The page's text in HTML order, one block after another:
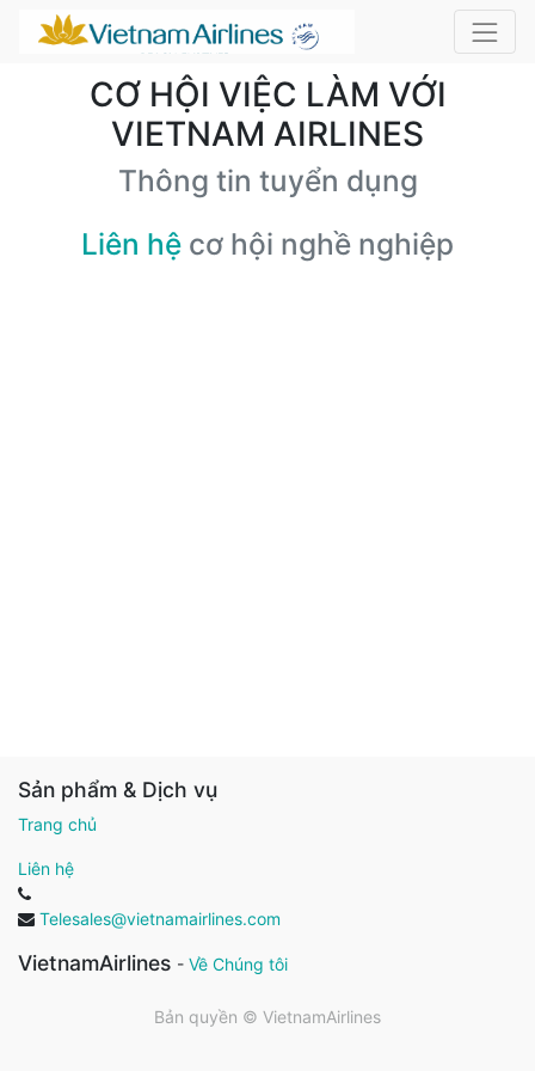
CƠ HỘI VIỆC LÀM VỚI
VIETNAM AIRLINES
Thông tin tuyển dụng
Liên hệ cơ hội nghề nghiệp
Sản phẩm & Dịch vụ
Trang chủ
Liên hệ
Telesales@vietnamairlines.com
VietnamAirlines - Về Chúng tôi
Bản quyền © VietnamAirlines